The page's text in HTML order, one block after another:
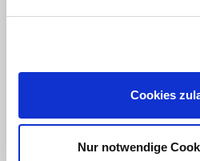
Cookies
Nur notwendige